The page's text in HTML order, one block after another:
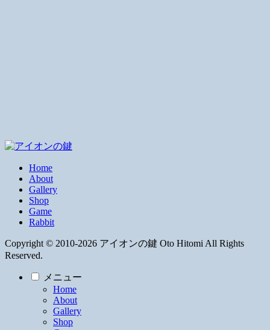
Home
About
Gallery
Shop
Game
Rabbit
Copyright © 2010-2026 アイオンの鍵 Oto Hitomi All Rights
Reserved.
メニュー
Home
About
Gallery
Shop